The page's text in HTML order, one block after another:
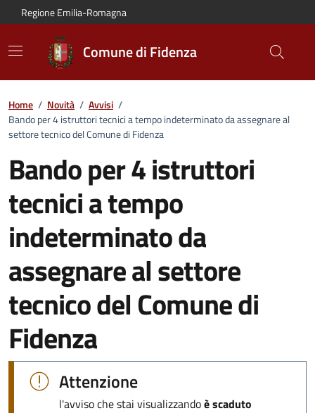
Vai al contenuto principale
Vai alla navigazione del sito
Vai al piede di pagina
Regione Emilia-Romagna
Comune di Fidenza
Home / Novità / Avvisi /
Bando per 4 istruttori tecnici a tempo indeterminato da assegnare al
settore tecnico del Comune di Fidenza
Bando per 4 istruttori
tecnici a tempo
indeterminato da
assegnare al settore
tecnico del Comune di
Fidenza
Dettagli dell'avviso:
Attenzione
l'avviso che stai visualizzandoè scaduto